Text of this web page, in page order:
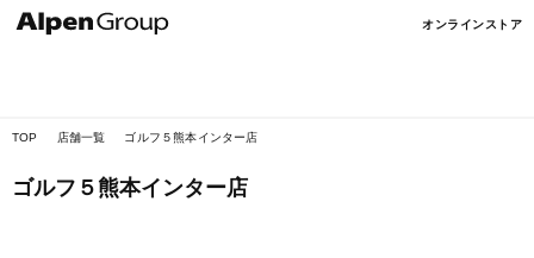
オンラインストア
TOP 店舗一覧 ゴルフ５熊本インター店
ゴルフ５熊本インター店